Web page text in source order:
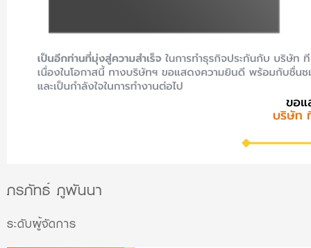
ภรภัทธ์ ภูพันนา
ระดับผู้จัดการ